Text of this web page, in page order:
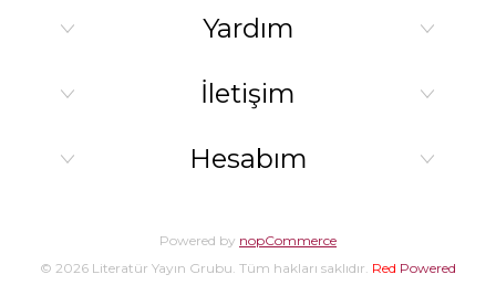
Yardım
İletişim
Hesabım
Powered by nopCommerce
© 2026 Literatür Yayın Grubu. Tüm hakları saklıdır. Red Powered